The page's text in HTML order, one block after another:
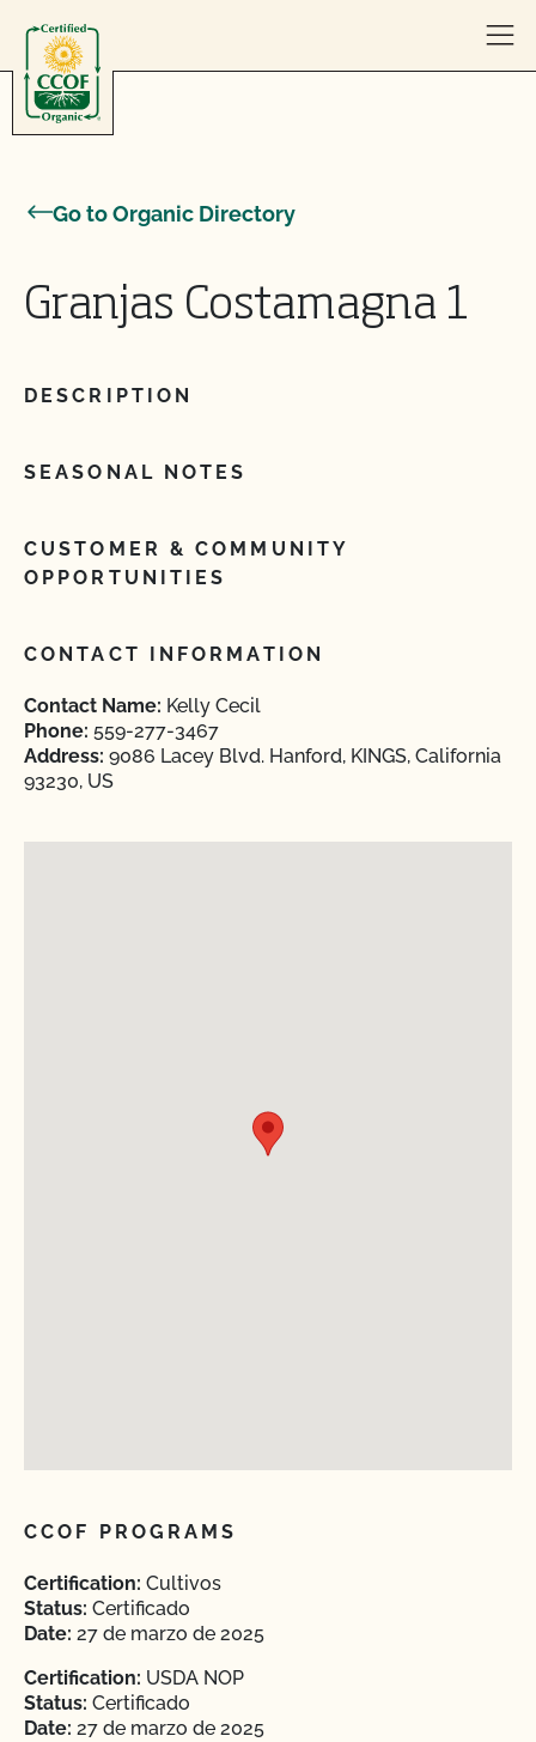
Go to Organic Directory
Granjas Costamagna 1
DESCRIPTION
SEASONAL NOTES
CUSTOMER & COMMUNITY
OPPORTUNITIES
CONTACT INFORMATION
Contact Name: Kelly Cecil
Phone: 559-277-3467
Address: 9086 Lacey Blvd. Hanford, KINGS, California
93230, US
CCOF PROGRAMS
Certification: Cultivos
Status: Certificado
Date: 27 de marzo de 2025
Certification: USDA NOP
Status: Certificado
Date: 27 de marzo de 2025